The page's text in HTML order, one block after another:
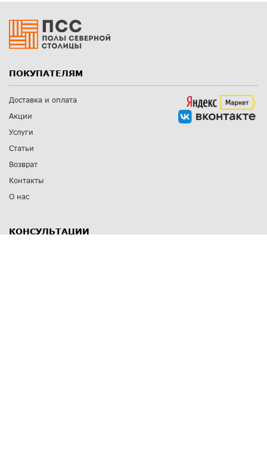
ПОКУПАТЕЛЯМ
Доставка и оплата
Акции
Услуги
Статьи
Возврат
Контакты
О нас
КОНСУЛЬТАЦИИ